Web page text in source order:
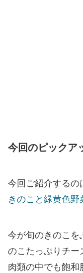
今回のピックア
今回ご紹介するの
きのこと緑黄色
今が旬のきのこを
のこたっぷりチー
肉類の中でも飽